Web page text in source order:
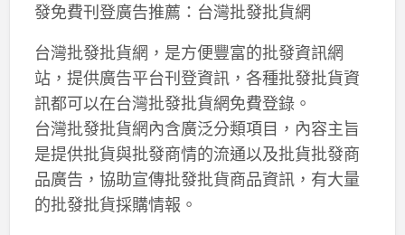
發免費刊登廣告推薦：台灣批發批貨網
台灣批發批貨網，是方便豐富的批發資訊網
站，提供廣告平台刊登資訊，各種批發批貨資
訊都可以在台灣批發批貨網免費登錄。
台灣批發批貨網內含廣泛分類項目，內容主旨
是提供批貨與批發商情的流通以及批貨批發商
品廣告，協助宣傳批發批貨商品資訊，有大量
的批發批貨採購情報。